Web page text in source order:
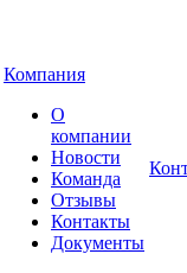
Компания
О
компании
Новости
Команда
Отзывы
Контакты
Документы